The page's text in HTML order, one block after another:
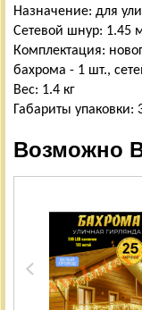
Назначение: для
Сетевой шнур: 1.45
Комплектация:
бахрома - 1 шт.,
Вес: 1.4 кг
Габариты упаковки:
Возможно